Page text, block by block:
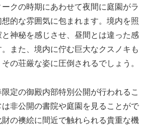
クの時期にあわせて夜間に庭園がラ
的な雰囲気に包まれます。境内を照
神秘を感じさせ、昼間とは違った感
また、境内に佇む巨大なクスノキも
の荘厳な姿に圧倒されるでしょう。
限定の御殿内部特別公開が行われるこ
非公開の書院や庭園を見ることがで
の襖絵に間近で触れられる貴重な機